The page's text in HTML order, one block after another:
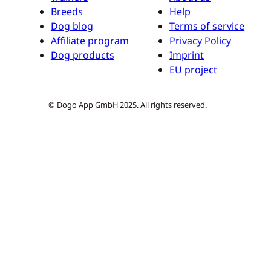
Breeds
Dog blog
Affiliate program
Dog products
Help
Terms of service
Privacy Policy
Imprint
EU project
© Dogo App GmbH 2025. All rights reserved.